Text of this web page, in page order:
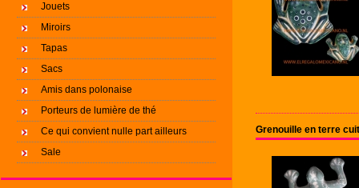
Jouets
Miroirs
Tapas
Sacs
Amis dans polonaise
Porteurs de lumière de thé
Ce qui convient nulle part ailleurs
Sale
Grenouille en terre